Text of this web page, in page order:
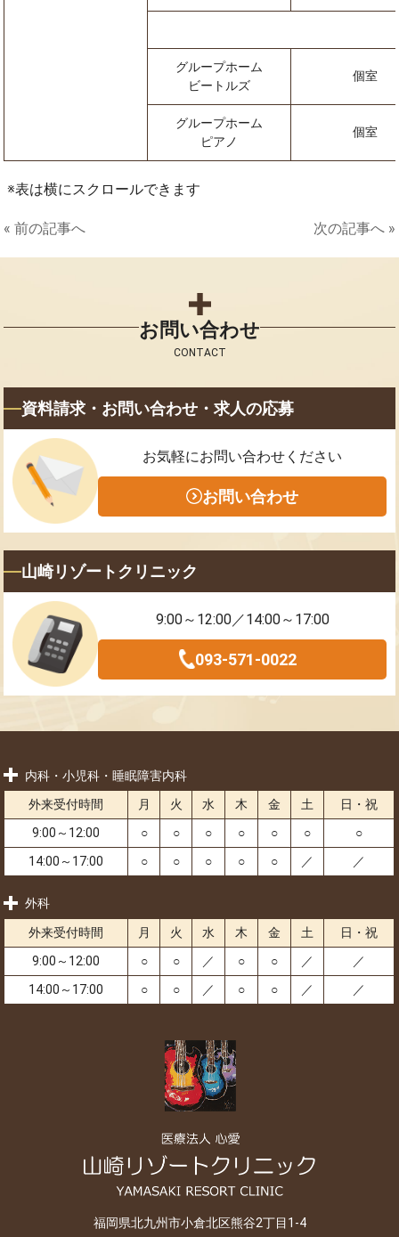
グループホーム
ビートルズ
個室
グループホーム
ピアノ
個室
表は横にスクロールできます
« 前の記事へ 次の記事へ »
お問い合わせ
CONTACT
資料請求・お問い合わせ・求人の応募
お気軽にお問い合わせください
お問い合わせ
山崎リゾートクリニック
9:00～12:00／14:00～17:00
093-571-0022
内科・小児科・睡眠障害内科
外来受付時間 月 火 水 木 金 土
日・祝
9:00～12:00
○ ○ ○ ○ ○ ○
○
14:00～17:00
○ ○ ○ ○ ○ ／ ／
外科
外来受付時間 月 火 水 木 金 土
日・祝
9:00～12:00
○ ○ ／ ○ ○ ／
／
14:00～17:00
○ ○ ／ ○ ○ ／ ／
福岡県北九州市小倉北区熊谷2丁目1-4